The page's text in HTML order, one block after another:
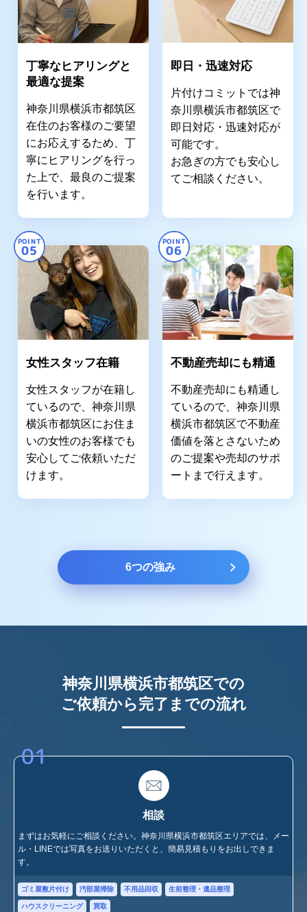
丁寧なヒアリングと
最適な提案
神奈川県横浜市都筑区
在住のお客様のご要望
にお応えするため、丁
寧にヒアリングを行っ
た上で、最良のご提案
を行います。
即日・迅速対応
片付けコミットでは神
奈川県横浜市都筑区で
即日対応・迅速対応が
可能です。
お急ぎの方でも安心し
てご相談ください。
POINT
05
女性スタッフ在籍
女性スタッフが在籍し
ているので、神奈川県
横浜市都筑区にお住ま
いの女性のお客様でも
安心してご依頼いただ
けます。
POINT
06
不動産売却にも精通
不動産売却にも精通し
ているので、神奈川県
横浜市都筑区で不動産
価値を落とさないため
のご提案や売却のサポ
ートまで行えます。
6つの強み
神奈川県横浜市都筑区での
ご依頼から完了までの流れ
01
相談
まずはお気軽にご相談ください。神奈川県横浜市都筑区エリアでは、メー
ル・LINEでは写真をお送りいただくと、簡易見積もりをお出しできま
す。
ゴミ屋敷片付け 汚部屋掃除 不用品回収 生前整理・遺品整理
ハウスクリーニング 買取